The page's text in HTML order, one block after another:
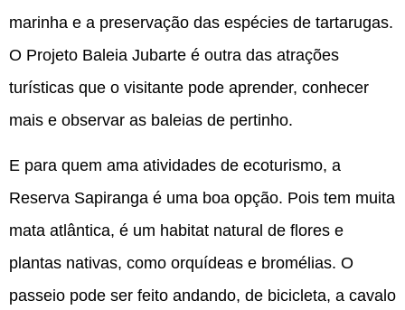
marinha e a preservação das espécies de tartarugas.
O Projeto Baleia Jubarte é outra das atrações
turísticas que o visitante pode aprender, conhecer
mais e observar as baleias de pertinho.
E para quem ama atividades de ecoturismo, a
Reserva Sapiranga é uma boa opção. Pois tem muita
mata atlântica, é um habitat natural de flores e
plantas nativas, como orquídeas e bromélias. O
passeio pode ser feito andando, de bicicleta, a cavalo